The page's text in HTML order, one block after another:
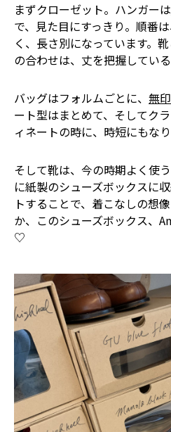
まずクローゼット。ハンガーは
で、見た目にすっきり。順番
く、長さ別になっています。
の合わせは、丈を把握してい
バッグはフォルムごとに、 無
ート型はまとめて、そしてク
ィネートの時に、時短にもなり
そして靴は、今の時期よく使
に紙製のシューズボックスに
トすることで、着こなしの想
か、このシューズボックス、
♡